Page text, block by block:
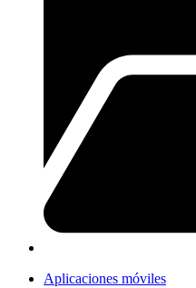
Aplicaciones móviles